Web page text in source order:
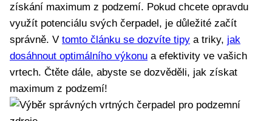
získání maximum z podzemí. Pokud chcete opravdu
využít potenciálu svých čerpadel, je důležité začít
správně. V tomto článku se dozvíte tipy a triky, jak
dosáhnout optimálního výkonu a efektivity ve vašich
vrtech. Čtěte dále, abyste se dozvěděli, jak získat
maximum z podzemí!